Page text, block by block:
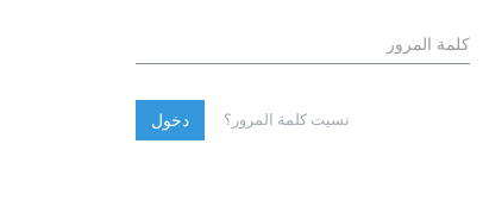
نسيت كلمة المرور؟ دخول